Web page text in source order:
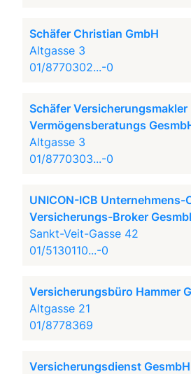
Schäfer Christian GmbH
Altgasse 3
01/8770302...-0
Schäfer Versicherungsmakler
Vermögensberatungs
Altgasse 3
01/8770303...-0
UNICON-ICB
Versicherungs-Broker
Sankt-Veit-Gasse 42
01/5130110...-0
Versicherungsbüro Hammer
Altgasse 21
01/8778369
Versicherungsdienst GesmbH